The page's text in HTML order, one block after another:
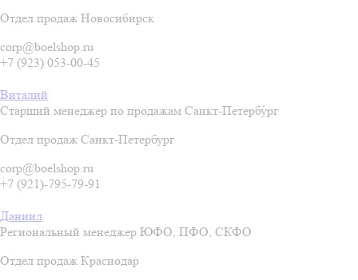
Отдел продаж Новосибирск
corp@boelshop.ru
+7 (923) 053-00-45
Виталий
Старший менеджер по продажам Санкт-Петербу́рг
Отдел продаж Санкт-Петербург
corp@boelshop.ru
+7 (921)-795-79-91
Даниил
Региональный менеджер ЮФО, ПФО, СКФО
Отдел продаж Краснодар